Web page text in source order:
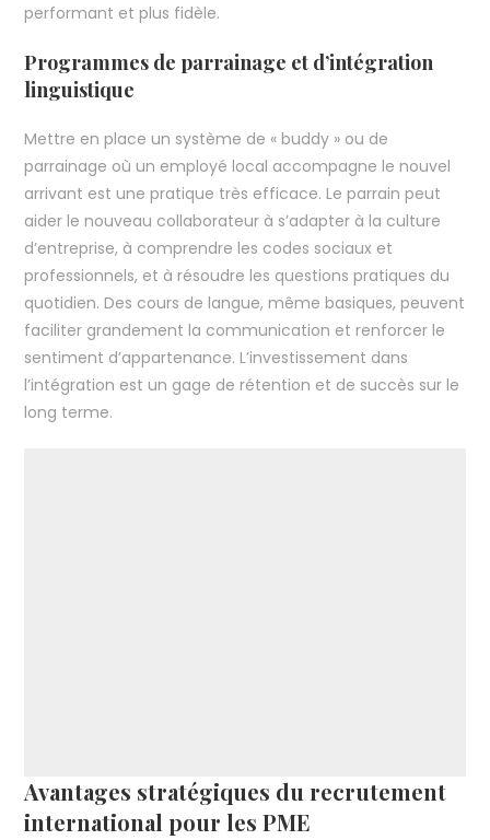
performant et plus fidèle.
Programmes de parrainage et d’intégration
linguistique
Mettre en place un système de « buddy » ou de
parrainage où un employé local accompagne le nouvel
arrivant est une pratique très efficace. Le parrain peut
aider le nouveau collaborateur à s’adapter à la culture
d’entreprise, à comprendre les codes sociaux et
professionnels, et à résoudre les questions pratiques du
quotidien. Des cours de langue, même basiques, peuvent
faciliter grandement la communication et renforcer le
sentiment d’appartenance. L’investissement dans
l’intégration est un gage de rétention et de succès sur le
long terme.
Avantages stratégiques du recrutement
international pour les PME